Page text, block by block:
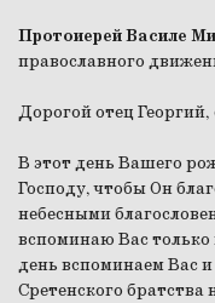
Протоиерей Василе
православного
Дорогой отец
В этот день Вашего
Господу, чтобы Он
небесными
вспоминаю Вас
день вспоминаем Вас и
Сретенского братства